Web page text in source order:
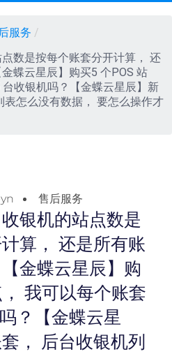
服务 /
点数是按每个账套分开计算， 还
蝶云星辰】购买5 个POS 站
收银机吗？【金蝶云星辰】新
怎么没有数据， 要怎么操作才
售后服务
收银机的站点数是
算， 还是所有账
金蝶云星辰】购
我可以每个账套
？【金蝶云星
， 后台收银机列